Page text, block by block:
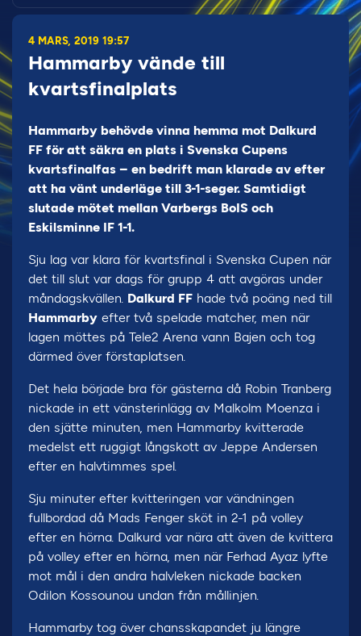
4 MARS, 2019 19:57
Hammarby vände till
kvartsfinalplats
Hammarby behövde vinna hemma mot Dalkurd
FF för att säkra en plats i Svenska Cupens
kvartsfinalfas – en bedrift man klarade av efter
att ha vänt underläge till 3-1-seger. Samtidigt
slutade mötet mellan Varbergs BoIS och
Eskilsminne IF 1-1.
Sju lag var klara för kvartsfinal i Svenska Cupen när
det till slut var dags för grupp 4 att avgöras under
måndagskvällen. Dalkurd FF hade två poäng ned till
Hammarby efter två spelade matcher, men när
lagen möttes på Tele2 Arena vann Bajen och tog
därmed över förstaplatsen.
Det hela började bra för gästerna då Robin Tranberg
nickade in ett vänsterinlägg av Malkolm Moenza i
den sjätte minuten, men Hammarby kvitterade
medelst ett ruggigt långskott av Jeppe Andersen
efter en halvtimmes spel.
Sju minuter efter kvitteringen var vändningen
fullbordad då Mads Fenger sköt in 2-1 på volley
efter en hörna. Dalkurd var nära att även de kvittera
på volley efter en hörna, men när Ferhad Ayaz lyfte
mot mål i den andra halvleken nickade backen
Odilon Kossounou undan från mållinjen.
Hammarby tog över chansskapandet ju längre